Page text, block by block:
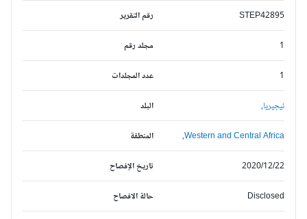
رقم التقرير STEP42895
مجلد رقم
عدد المجلدات
البلد نيجيريا,
المنطقة Western and Central Africa,
تاريخ الإفصاح 2020/12/22
حالة الافصاح Disclosed